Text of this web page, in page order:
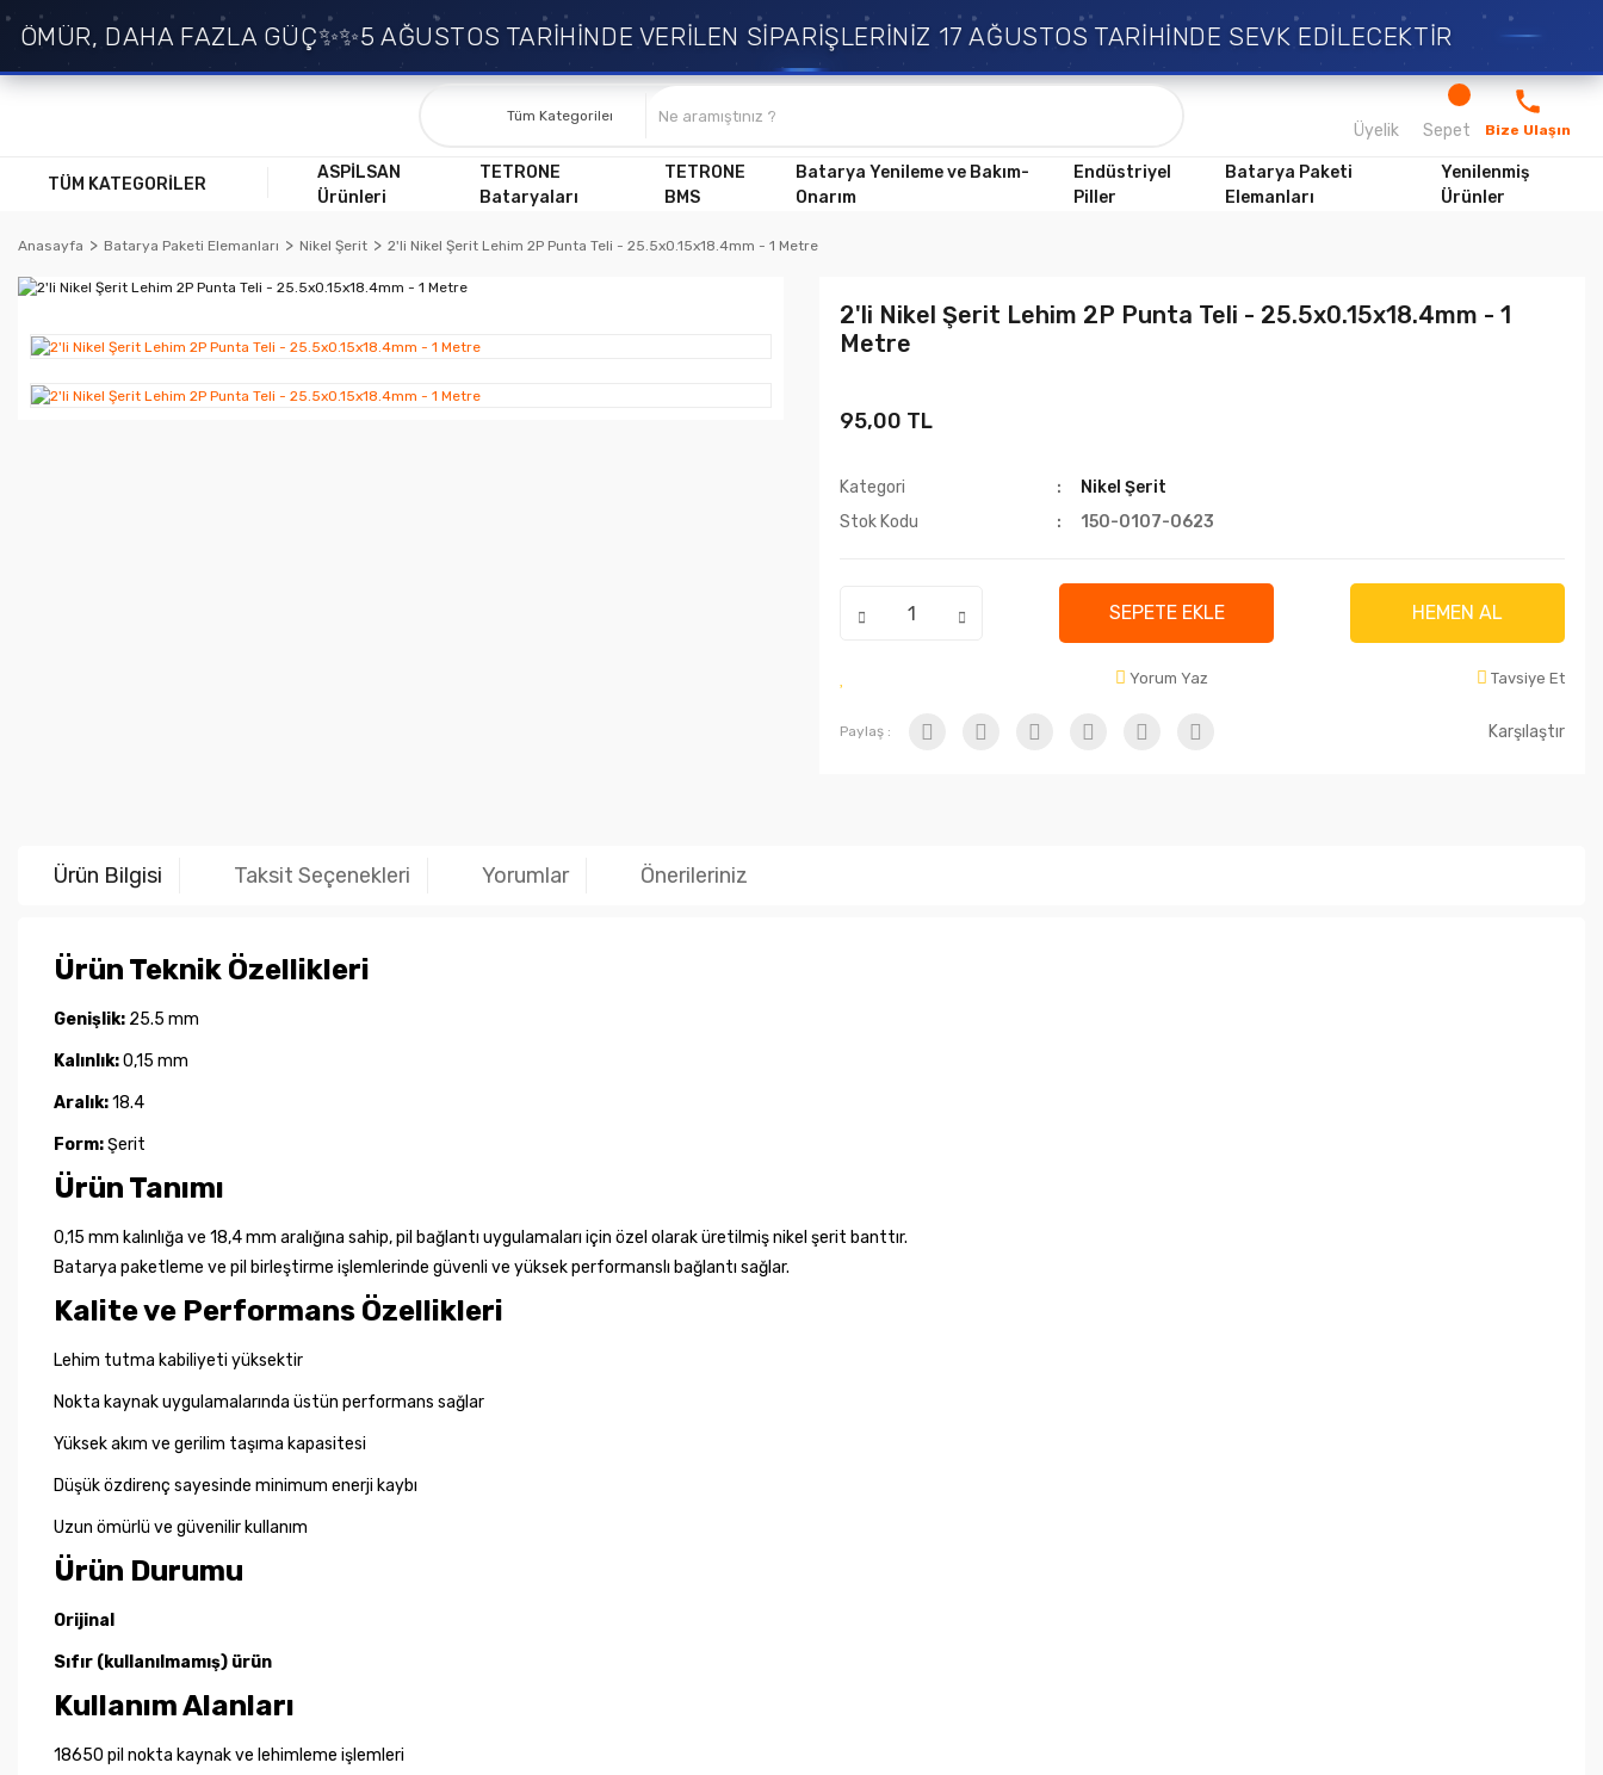
DAHA FAZLA GÜÇ✨✨5 AĞUSTOS TARİHİNDE VERİLEN SİPARİŞLERİNİZ 17 AĞUSTOS TARİHİNDE SEVK EDİLECEKTİR
Üyelik Sepet Bize Ulaşın
TÜM KATEGORİLER
ASPİLSAN
Ürünleri
TETRONE
Bataryaları
TETRONE
BMS
Batarya Yenileme ve Bakım-
Onarım
Endüstriyel
Piller
Batarya Paketi
Elemanları
Yenilenmiş
Ürünler
Anasayfa Batarya Paketi Elemanları Nikel Şerit 2'li Nikel Şerit Lehim 2P Punta Teli - 25.5x0.15x18.4mm - 1 Metre
2'li Nikel Şerit Lehim 2P Punta Teli - 25.5x0.15x18.4mm - 1
Metre
95,00 TL
Kategori
Nikel Şerit
Stok Kodu
150-0107-0623
SEPETE EKLE HEMEN AL
Yorum Yaz Tavsiye Et
Paylaş : Karşılaştır
Ürün Bilgisi Taksit Seçenekleri Yorumlar Önerileriniz
Ürün Teknik Özellikleri
Genişlik: 25.5 mm
Kalınlık:0,15 mm
Aralık:18.4
Form:Şerit
Ürün Tanımı
0,15 mm kalınlığa ve 18,4 mm aralığına sahip, pil bağlantı uygulamaları için özel olarak üretilmiş nikel şerit banttır.
Batarya paketleme ve pil birleştirme işlemlerinde güvenli ve yüksek performanslı bağlantı sağlar.
Kalite ve Performans Özellikleri
Lehim tutma kabiliyeti yüksektir
Nokta kaynak uygulamalarında üstün performans sağlar
Yüksek akım ve gerilim taşıma kapasitesi
Düşük özdirenç sayesinde minimum enerji kaybı
Uzun ömürlü ve güvenilir kullanım
Ürün Durumu
Orijinal
Sıfır (kullanılmamış) ürün
Kullanım Alanları
18650 pil nokta kaynak ve lehimleme işlemleri